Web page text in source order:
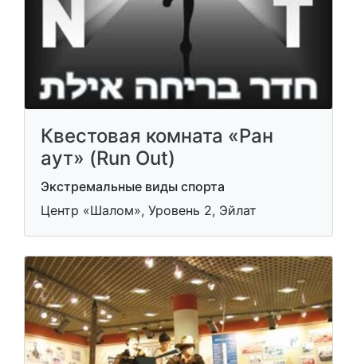
Квестовая комната «Ран
аут» (Run Out)
Экстремальные виды спорта
Центр «Шалом», Уровень 2, Эйлат